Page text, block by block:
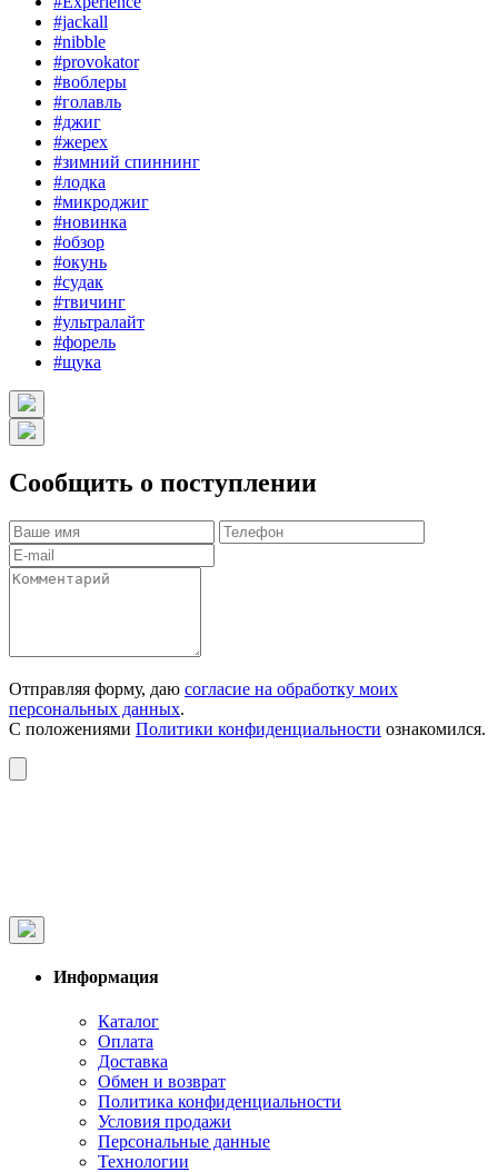
#jackall
#nibble
#provokator
#воблеры
#голавль
#джиг
#жерех
#зимний спиннинг
#лодка
#микроджиг
#новинка
#обзор
#окунь
#судак
#твичинг
#ультралайт
#форель
#щука
Сообщить о поступлении
Отправляя форму, даю согласие на обработку моих
персональных данных.
С положениями Политики конфиденциальности ознакомился.
Информация
Каталог
Оплата
Доставка
Обмен и возврат
Политика конфиденциальности
Условия продажи
Персональные данные
Технологии